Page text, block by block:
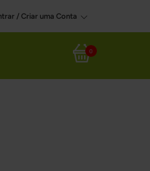
/ Criar uma Conta
Meu Carrinho
0